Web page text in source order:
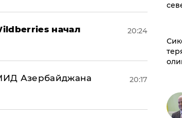
начал
20:24
Азербайджана
20:17